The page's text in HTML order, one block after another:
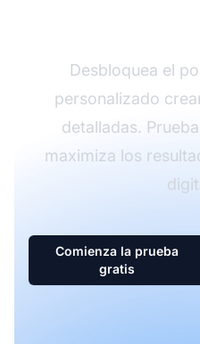
Desbloquea el
personalizado
detalladas. Prueba
maximiza los
Comienza la prueba
gratis